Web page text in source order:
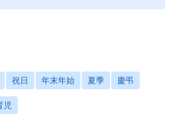
祝日 年末年始 夏季 慶弔
児